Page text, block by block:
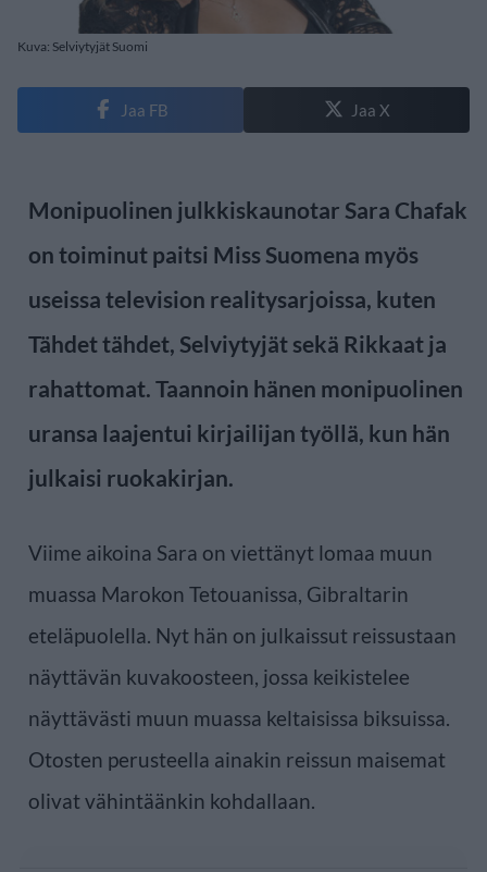
Kuva: Selviytyjät Suomi
Jaa FB Jaa X
Monipuolinen julkkiskaunotar Sara Chafak
on toiminut paitsi Miss Suomena myös
useissa television realitysarjoissa, kuten
Tähdet tähdet, Selviytyjät sekä Rikkaat ja
rahattomat. Taannoin hänen monipuolinen
uransa laajentui kirjailijan työllä, kun hän
julkaisi ruokakirjan.
Viime aikoina Sara on viettänyt lomaa muun
muassa Marokon Tetouanissa, Gibraltarin
eteläpuolella. Nyt hän on julkaissut reissustaan
näyttävän kuvakoosteen, jossa keikistelee
näyttävästi muun muassa keltaisissa biksuissa.
Otosten perusteella ainakin reissun maisemat
olivat vähintäänkin kohdallaan.